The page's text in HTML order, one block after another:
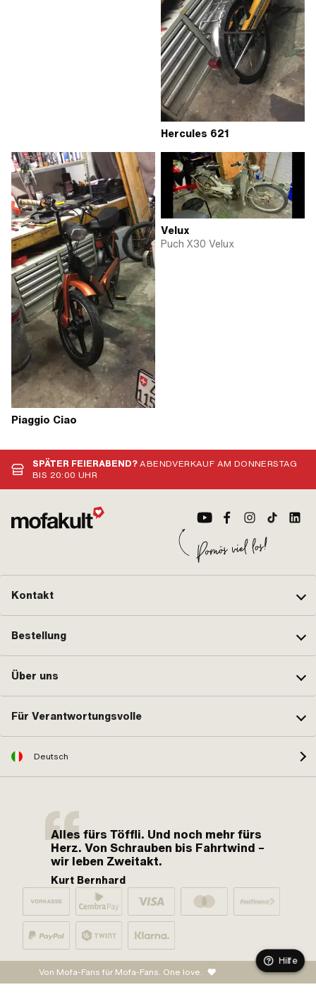
Hercules 621
Piaggio Ciao
Velux
Puch X30 Velux
SPÄTER FEIERABEND?ABENDVERKAUF AM DONNERSTAG
BIS 20:00 UHR
Kontakt
Bestellung
Über uns
Für Verantwortungsvolle
Deutsch
Alles fürs Töffli. Und noch mehr fürs
Herz. Von Schrauben bis Fahrtwind –
wir leben Zweitakt.
Kurt Bernhard
Von Mofa-Fans für Mofa-Fans. One love.
Hilfe